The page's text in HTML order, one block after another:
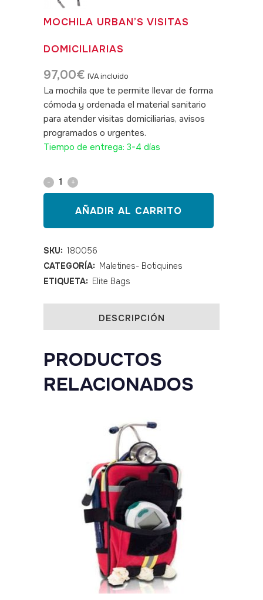
MOCHILA URBAN’S VISITAS
DOMICILIARIAS
97,00€ IVA incluido
La mochila que te permite llevar de forma
cómoda y ordenada el material sanitario
para atender visitas domiciliarias, avisos
programados o urgentes.
Tiempo de entrega: 3-4 días
Mochila
visitas
domiciliarias
quantity
AÑADIR AL CARRITO
SKU: 180056
CATEGORÍA: Maletines- Botiquines
ETIQUETA: Elite Bags
DESCRIPCIÓN
PRODUCTOS
RELACIONADOS